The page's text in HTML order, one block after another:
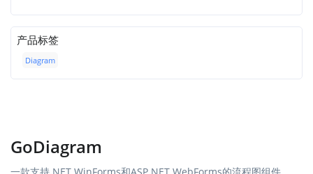
产品标签
Diagram
GoDiagram